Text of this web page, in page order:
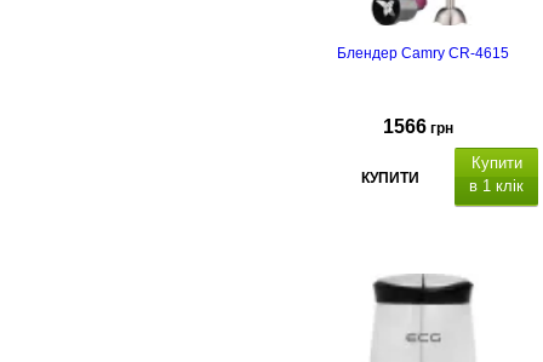
Блендер Camry CR-4615
1566 грн
КУПИТИ
Купити
в 1 клік